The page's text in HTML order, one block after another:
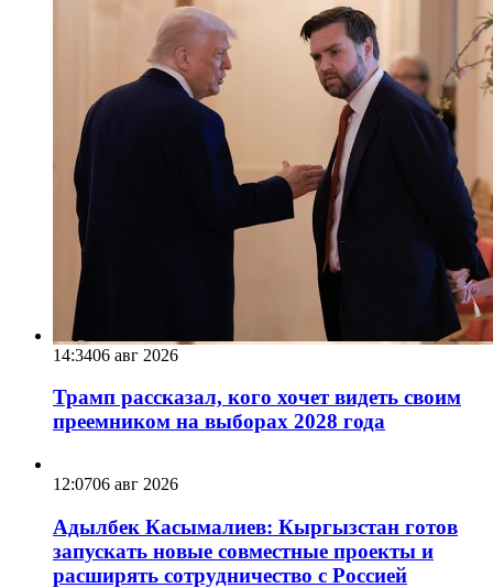
14:3406 авг 2026
Трамп рассказал, кого хочет видеть своим
преемником на выборах 2028 года
12:0706 авг 2026
Адылбек Касымалиев: Кыргызстан готов
запускать новые совместные проекты и
расширять сотрудничество с Россией